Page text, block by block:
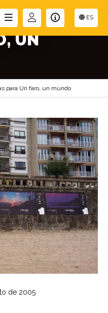
ES
LONAS
UN
para Un faro, un mundo
de 2005